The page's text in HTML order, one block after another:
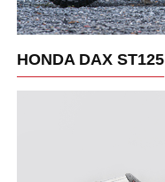
HONDA DAX ST125